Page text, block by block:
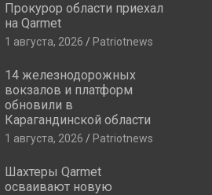
Прокурор области приехал
на Qarmet
1 августа, 2026 Patriotnews
14 железнодорожных
вокзалов и платформ
обновили в
Карагандинской области
1 августа, 2026 Patriotnews
Шахтеры Qarmet
осваивают новую